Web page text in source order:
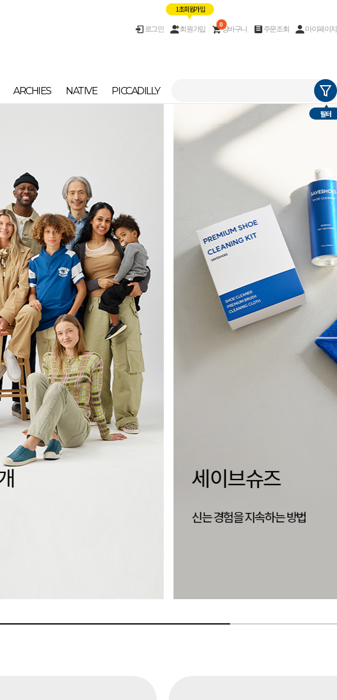
로그인 회원가입
1초 회원가입
장바구니
0
주문조회 마이페이지
ARCHIES NATIVE PICCADILLY
필터
양말 없이,